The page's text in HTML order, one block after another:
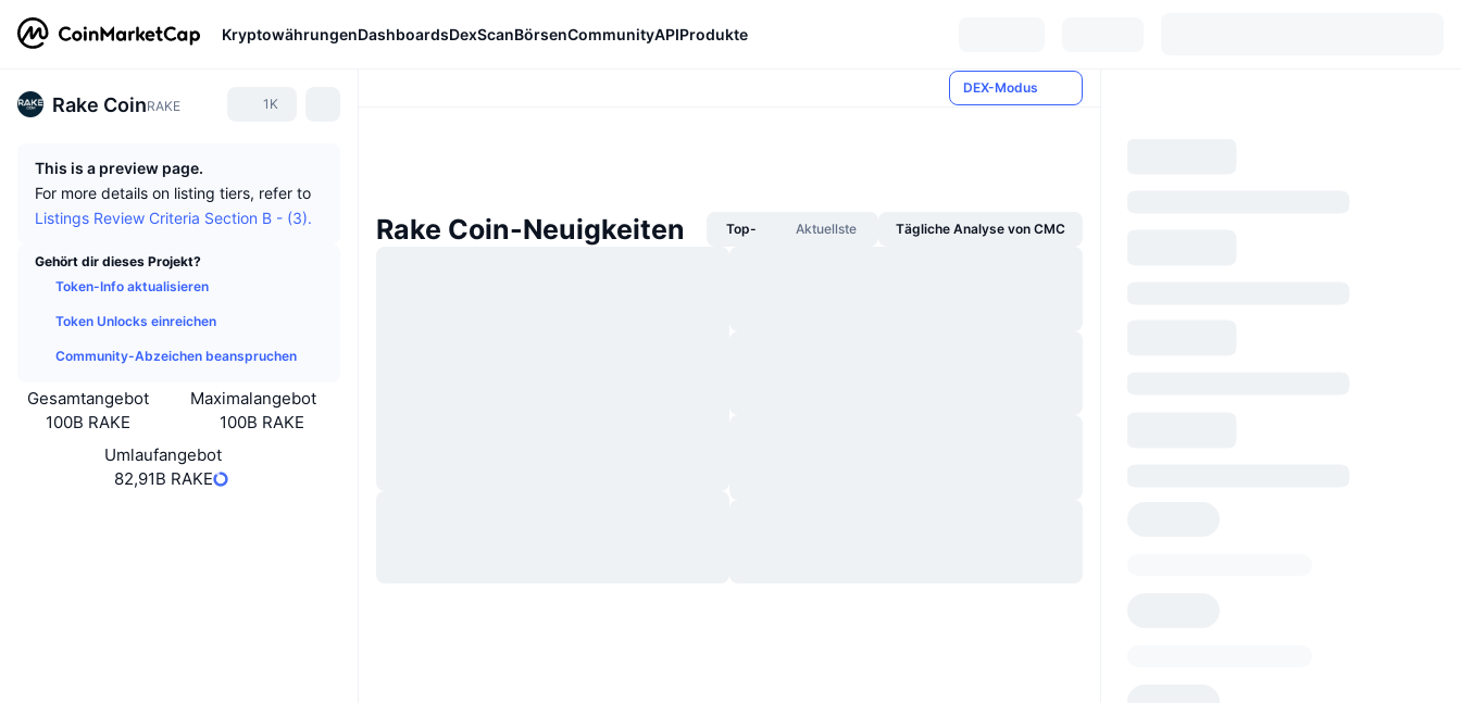
KryptowährungenDashboardsDexScanBörsenCommunityAPIProdukte
Rake CoinRAKE 1K
This is a preview page.
For more details on listing tiers, refer to
Listings Review Criteria Section B - (3).
Gehört dir dieses Projekt?
Token-Info aktualisieren
Token Unlocks einreichen
Community-Abzeichen beanspruchen
Gesamtangebot
100B RAKE
Maximalangebot
100B RAKE
Umlaufangebot
82,91B RAKE
DEX-Modus
Rake Coin-Neuigkeiten Top- Aktuellste Tägliche Analyse von CMC